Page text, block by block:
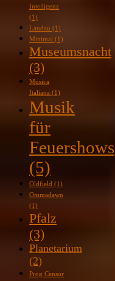
Intelligenz
(1)
Landau (1)
Minimal (1)
Museumsnacht
(3)
Musica
Italiana (1)
Musik
für
Feuershows
(5)
Oldfield (1)
Ommadawn
(1)
Pfalz
(3)
Planetarium
(2)
Prog Censor